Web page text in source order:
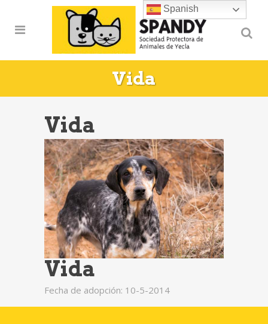
Vida
Vida
Vida
Fecha de adopción: 10-5-2014
Spanish